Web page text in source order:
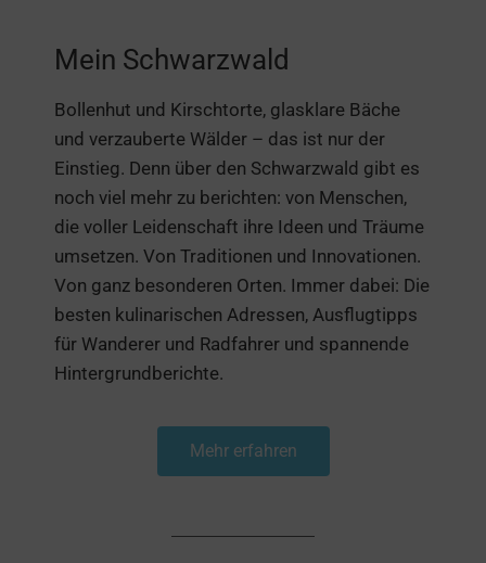
Mein Schwarzwald
Bollenhut und Kirschtorte, glasklare Bäche
und verzauberte Wälder – das ist nur der
Einstieg. Denn über den Schwarzwald gibt es
noch viel mehr zu berichten: von Menschen,
die voller Leidenschaft ihre Ideen und Träume
umsetzen. Von Traditionen und Innovationen.
Von ganz besonderen Orten. Immer dabei: Die
besten kulinarischen Adressen, Ausflugtipps
für Wanderer und Radfahrer und spannende
Hintergrundberichte.
Mehr erfahren